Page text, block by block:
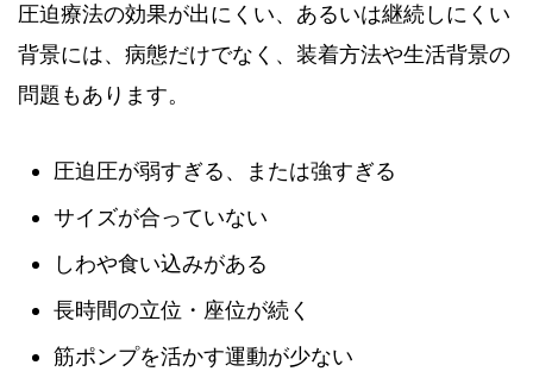
圧迫療法の効果が出にくい、あるいは継続しにくい
背景には、病態だけでなく、装着方法や生活背景の
問題もあります。
圧迫圧が弱すぎる、または強すぎる
サイズが合っていない
しわや食い込みがある
長時間の立位・座位が続く
筋ポンプを活かす運動が少ない